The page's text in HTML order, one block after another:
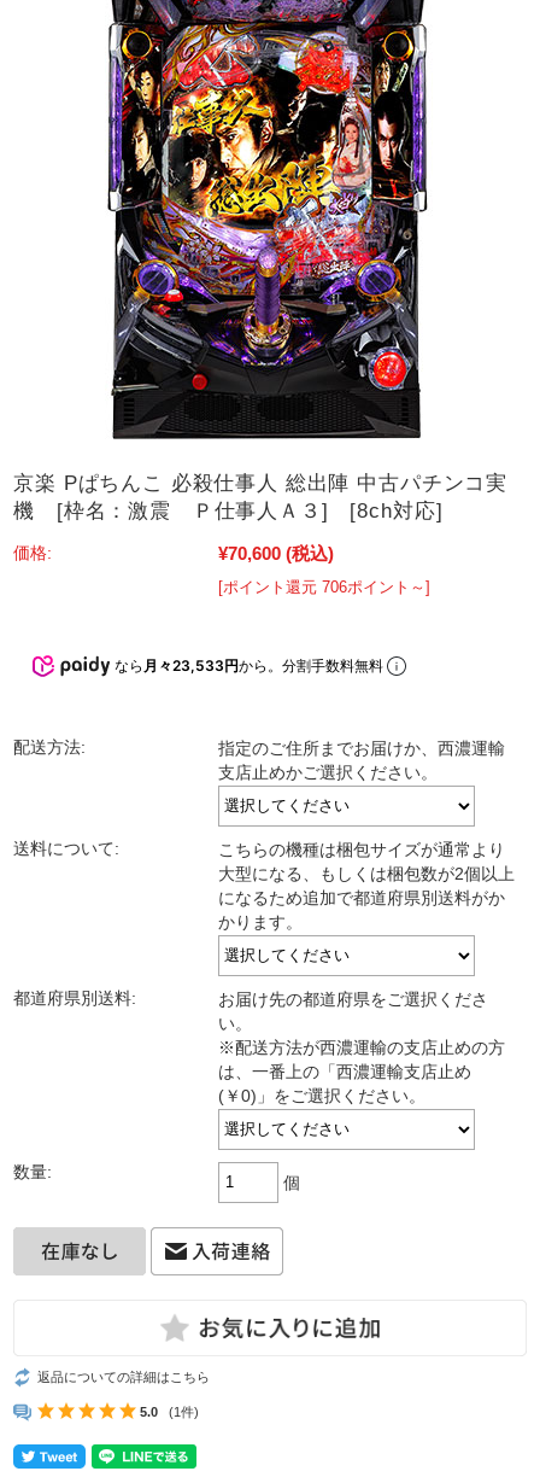
京楽 Pぱちんこ 必殺仕事人 総出陣 中古パチンコ実
機 [枠名：激震 Ｐ仕事人Ａ３] [8ch対応]
価格: ¥70,600 (税込)
[ポイント還元 706ポイント～]
なら 月々23,533円から。分割手数料無料
配送方法:
指定のご住所までお届けか、西濃運輸
支店止めかご選択ください。
送料について:
こちらの機種は梱包サイズが通常より
大型になる、もしくは梱包数が2個以上
になるため追加で都道府県別送料がか
かります。
都道府県別送料:
お届け先の都道府県をご選択くださ
い。
※配送方法が西濃運輸の支店止めの方
は、一番上の「西濃運輸支店止め
(￥0)」をご選択ください。
数量:
個
返品についての詳細はこちら
5.0 (1件)